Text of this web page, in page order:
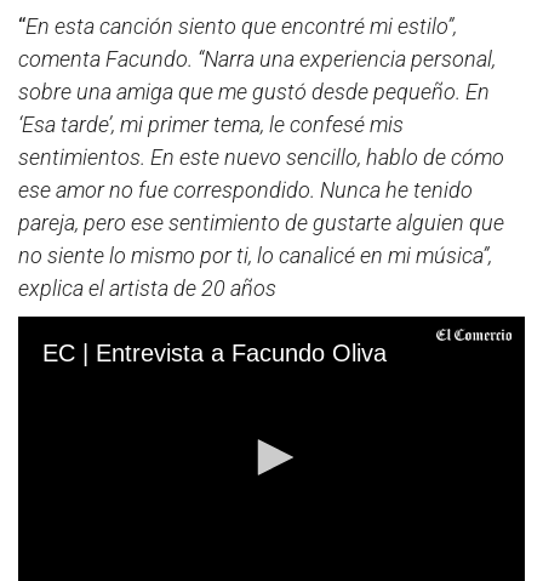
“En esta canción siento que encontré mi estilo”,
comenta Facundo. “Narra una experiencia personal,
sobre una amiga que me gustó desde pequeño. En
‘Esa tarde’, mi primer tema, le confesé mis
sentimientos. En este nuevo sencillo, hablo de cómo
ese amor no fue correspondido. Nunca he tenido
pareja, pero ese sentimiento de gustarte alguien que
no siente lo mismo por ti, lo canalicé en mi música”,
explica el artista de 20 años
EC | Entrevista a Facundo Oliva